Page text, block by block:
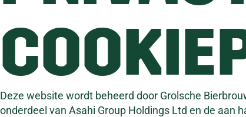
Deze website wordt beheerd door Grolsche
onderdeel van Asahi Group Holdings Ltd en de aan